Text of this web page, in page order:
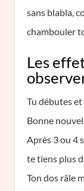
sans blabla,
chambouler
Les
Tu débutes
Bonne
Après 3 ou 4
te tiens plus
Ton dos râle